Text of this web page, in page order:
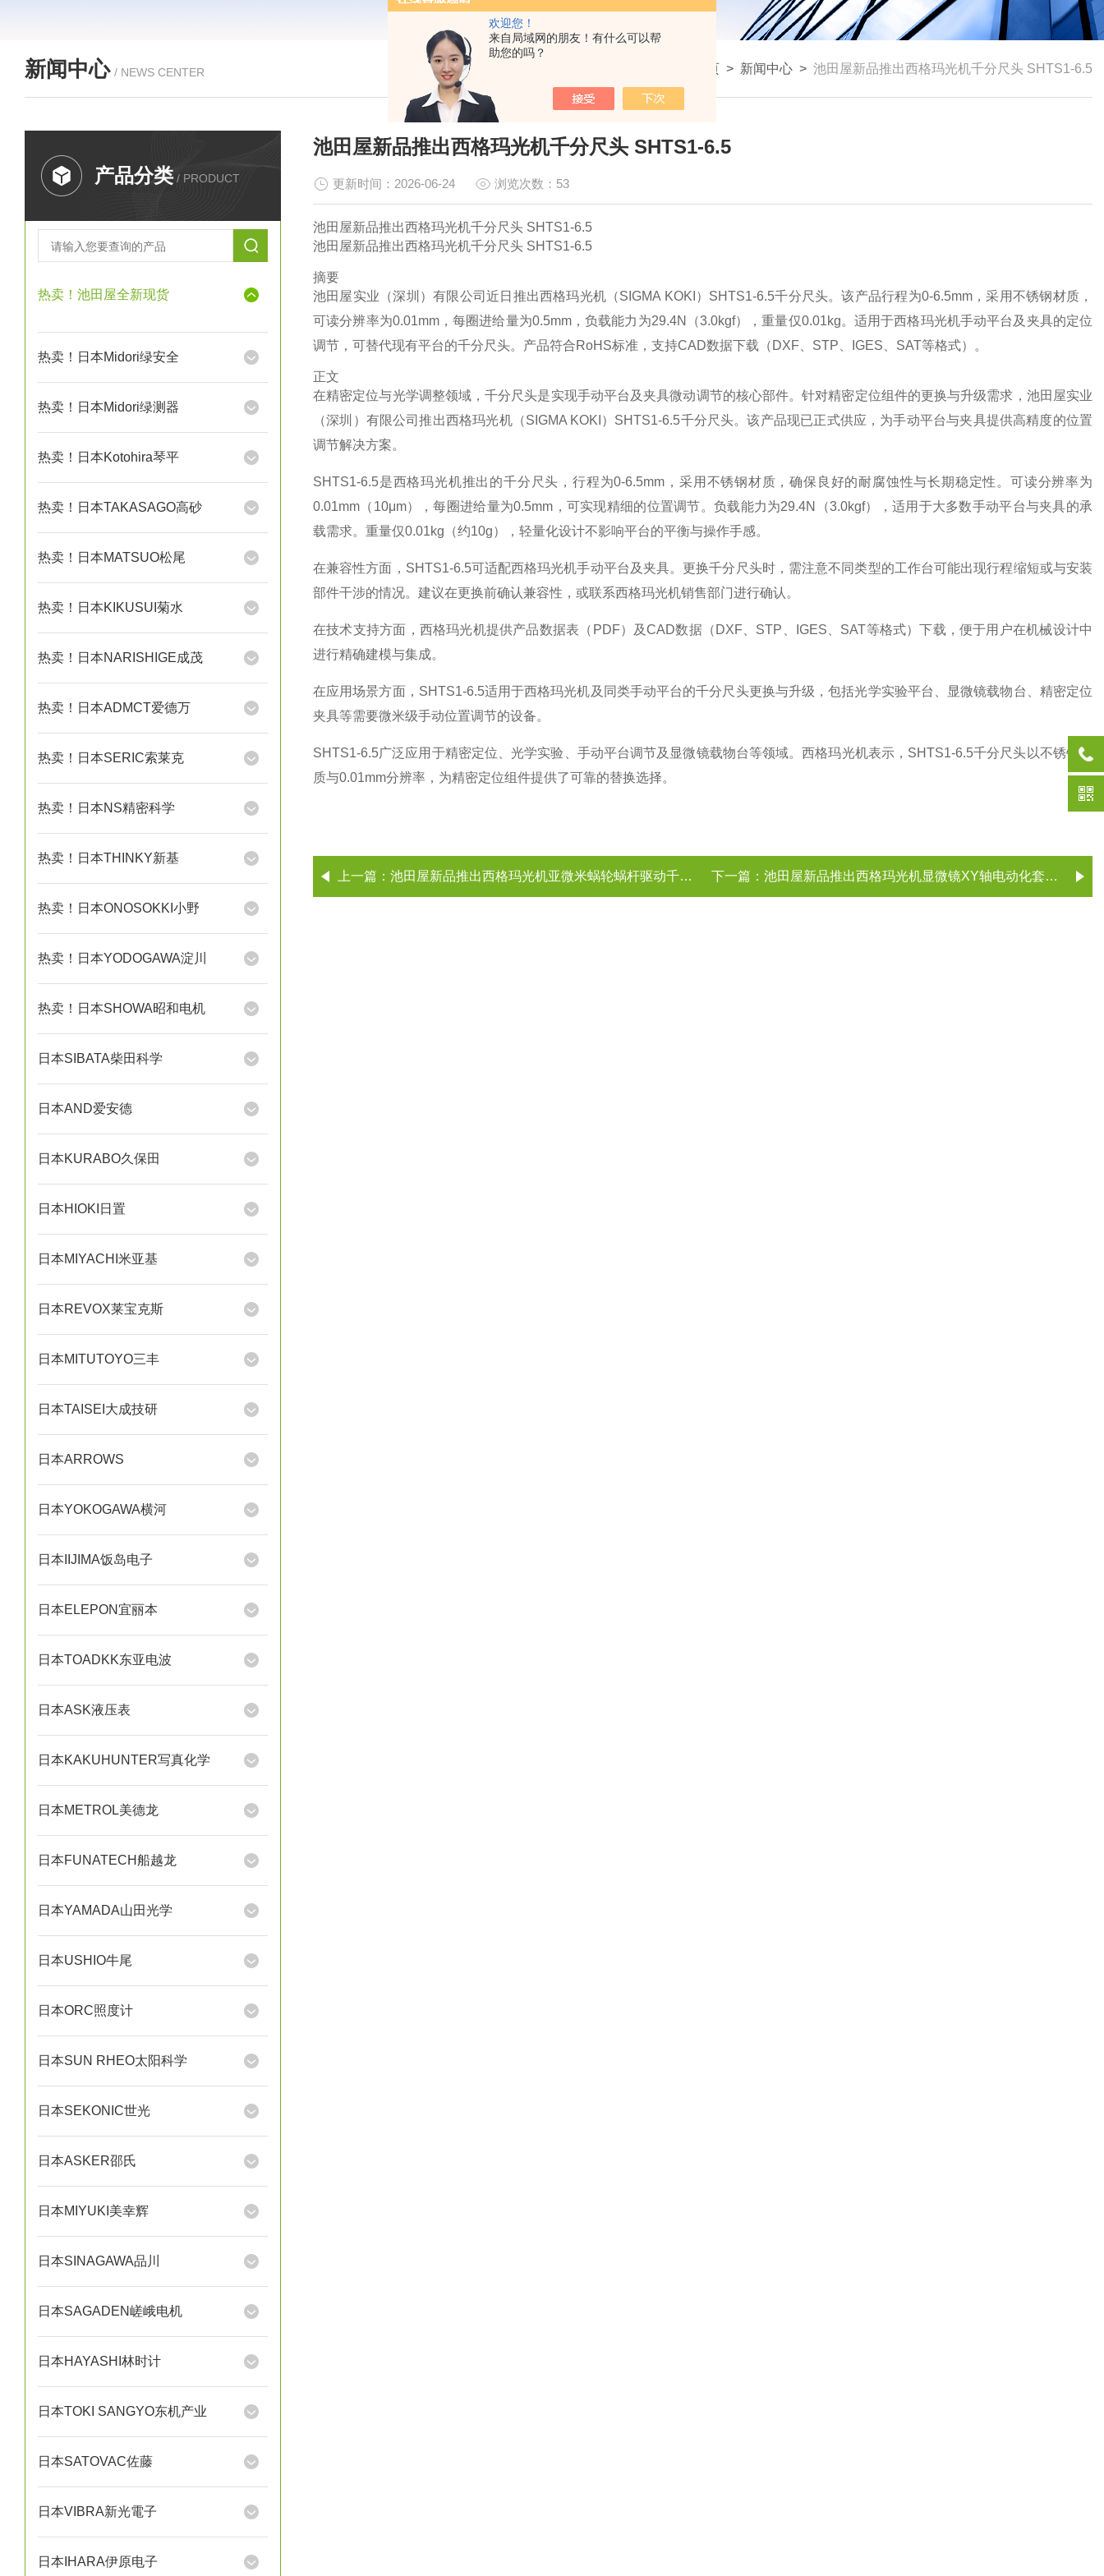
欢迎您！
来自局域网的朋友！有什么可以帮
助您的吗？
新闻中心 / NEWS CENTER 首页 > 新闻中心 > 池田屋新品推出西格玛光机千分尺头 SHTS1-6.5
产品分类 / PRODUCT
热卖！池田屋全新现货
热卖！日本Midori绿安全
热卖！日本Midori绿测器
热卖！日本Kotohira琴平
热卖！日本TAKASAGO高砂
热卖！日本MATSUO松尾
热卖！日本KIKUSUI菊水
热卖！日本NARISHIGE成茂
热卖！日本ADMCT爱德万
热卖！日本SERIC索莱克
热卖！日本NS精密科学
热卖！日本THINKY新基
热卖！日本ONOSOKKI小野
热卖！日本YODOGAWA淀川
热卖！日本SHOWA昭和电机
日本SIBATA柴田科学
日本AND爱安德
日本KURABO久保田
日本HIOKI日置
日本MIYACHI米亚基
日本REVOX莱宝克斯
日本MITUTOYO三丰
日本TAISEI大成技研
日本ARROWS
日本YOKOGAWA横河
日本IIJIMA饭岛电子
日本ELEPON宜丽本
日本TOADKK东亚电波
日本ASK液压表
日本KAKUHUNTER写真化学
日本METROL美德龙
日本FUNATECH船越龙
日本YAMADA山田光学
日本USHIO牛尾
日本ORC照度计
日本SUN RHEO太阳科学
日本SEKONIC世光
日本ASKER邵氏
日本MIYUKI美幸辉
日本SINAGAWA品川
日本SAGADEN嵯峨电机
日本HAYASHI林时计
日本TOKI SANGYO东机产业
日本SATOVAC佐藤
日本VIBRA新光電子
日本IHARA伊原电子
池田屋新品推出西格玛光机千分尺头 SHTS1-6.5
更新时间：2026-06-24 浏览次数：53
池田屋新品推出西格玛光机千分尺头 SHTS1-6.5
池田屋新品推出西格玛光机千分尺头 SHTS1-6.5
摘要
池田屋实业（深圳）有限公司近日推出西格玛光机（SIGMA KOKI）SHTS1-6.5千分尺头。该产品行程为0-6.5mm，采用不锈钢材质，
可读分辨率为0.01mm，每圈进给量为0.5mm，负载能力为29.4N（3.0kgf），重量仅0.01kg。适用于西格玛光机手动平台及夹具的定位
调节，可替代现有平台的千分尺头。产品符合RoHS标准，支持CAD数据下载（DXF、STP、IGES、SAT等格式）。
正文
在精密定位与光学调整领域，千分尺头是实现手动平台及夹具微动调节的核心部件。针对精密定位组件的更换与升级需求，池田屋实业
（深圳）有限公司推出西格玛光机（SIGMA KOKI）SHTS1-6.5千分尺头。该产品现已正式供应，为手动平台与夹具提供高精度的位置
调节解决方案。
SHTS1-6.5是西格玛光机推出的千分尺头，行程为0-6.5mm，采用不锈钢材质，确保良好的耐腐蚀性与长期稳定性。可读分辨率为
0.01mm（10μm），每圈进给量为0.5mm，可实现精细的位置调节。负载能力为29.4N（3.0kgf），适用于大多数手动平台与夹具的承
载需求。重量仅0.01kg（约10g），轻量化设计不影响平台的平衡与操作手感。
在兼容性方面，SHTS1-6.5可适配西格玛光机手动平台及夹具。更换千分尺头时，需注意不同类型的工作台可能出现行程缩短或与安装
部件干涉的情况。建议在更换前确认兼容性，或联系西格玛光机销售部门进行确认。
在技术支持方面，西格玛光机提供产品数据表（PDF）及CAD数据（DXF、STP、IGES、SAT等格式）下载，便于用户在机械设计中
进行精确建模与集成。
在应用场景方面，SHTS1-6.5适用于西格玛光机及同类手动平台的千分尺头更换与升级，包括光学实验平台、显微镜载物台、精密定位
夹具等需要微米级手动位置调节的设备。
SHTS1-6.5广泛应用于精密定位、光学实验、手动平台调节及显微镜载物台等领域。西格玛光机表示，SHTS1-6.5千分尺头以不锈钢材
质与0.01mm分辨率，为精密定位组件提供了可靠的替换选择。
上一篇： 池田屋新品推出西格玛光机亚微米蜗轮蜗杆驱动千分尺头 WGP-13R 下一篇： 池田屋新品推出西格玛光机显微镜XY轴电动化套件 TSD40-ACT2D-702H